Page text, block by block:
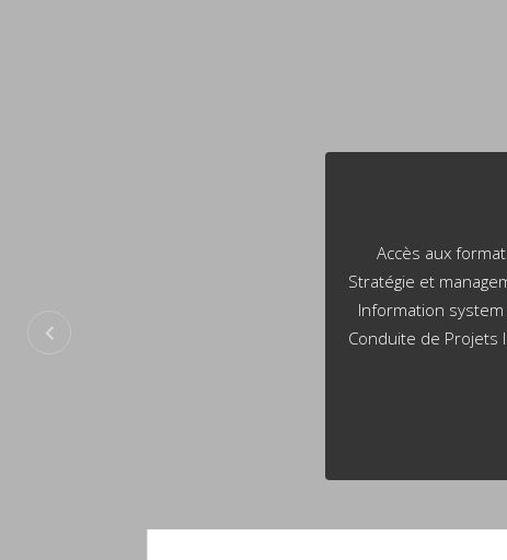
Stratégie et management
Information system
Conduite de Projets
Expertise Parmi les
correspondant de
Associées) – France.
USA Les activités